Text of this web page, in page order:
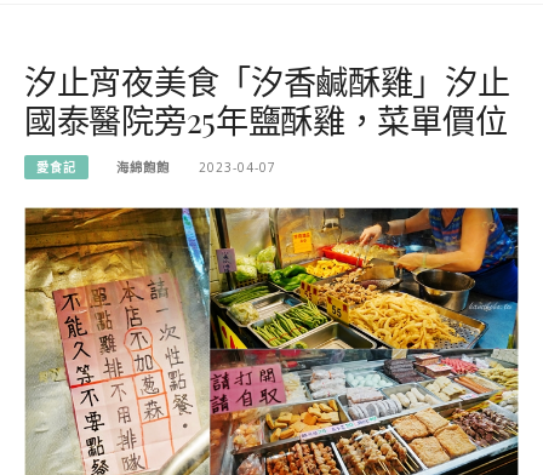
汐止宵夜美食「汐香鹹酥雞」汐止
國泰醫院旁25年鹽酥雞，菜單價位
愛食記 海綿飽飽 2023-04-07